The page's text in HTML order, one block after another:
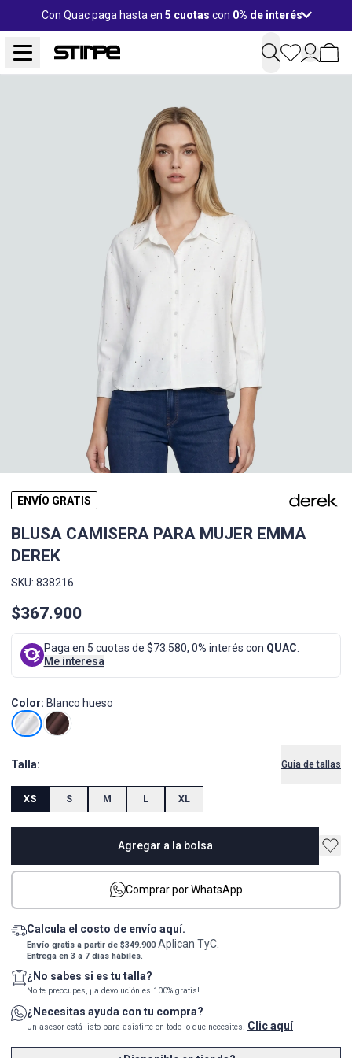
Con Quac paga hasta en 5 cuotas con 0% de interés
ENVÍO GRATIS
BLUSA CAMISERA PARA MUJER EMMA
DEREK
SKU: 838216
$367.900
Paga en 5 cuotas de $73.580, 0% interés con QUAC
Me interesa
Color: Blanco hueso
Talla: Guía de tallas
XS S M L XL
Agregar a la bolsa
Comprar por WhatsApp
Calcula el costo de envío aquí.
Envío gratis a partir de $349.900Aplican TyC.
Entrega en 3 a 7 días hábiles.
¿No sabes si es tu talla?
No te preocupes, ¡la devolución es 100% gratis!
¿Necesitas ayuda con tu compra?
Un asesor está listo para asistirte en todo lo que necesites. Clic aquí